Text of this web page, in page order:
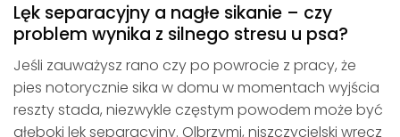
Lęk separacyjny a nagłe sikanie – czy
problem wynika z silnego stresu u psa?
Jeśli zauważysz rano czy po powrocie z pracy, że
pies notorycznie sika w domu w momentach wyjścia
reszty stada, niezwykle częstym powodem może być
głęboki lęk separacyjny. Olbrzymi, niszczycielski wręcz